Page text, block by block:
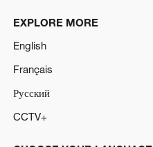
EXPLORE MORE
English
Français
Русский
CCTV+